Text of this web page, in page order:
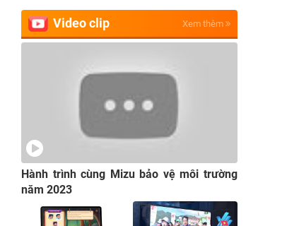
Video clip Xem thêm
Hành trình cùng Mizu bảo vệ môi trường
năm 2023